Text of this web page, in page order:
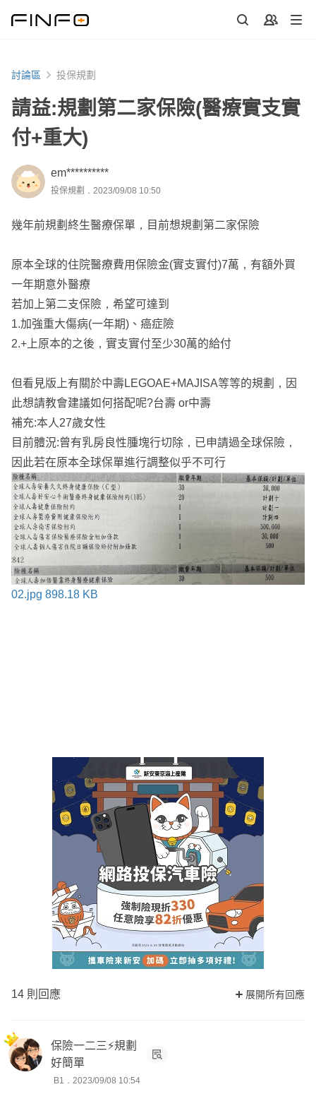
討論區 投保規劃
請益:規劃第二家保險(醫療實支實
付+重大)
em**********
投保規劃．2023/09/08 10:50
幾年前規劃終生醫療保單，目前想規劃第二家保險
原本全球的住院醫療費用保險金(實支實付)7萬，有額外買
一年期意外醫療
若加上第二支保險，希望可達到
1.加強重大傷病(一年期)、癌症險
2.+上原本的之後，實支實付至少30萬的給付
但看見版上有關於中壽LEGOAE+MAJISA等等的規劃，因
此想請教會建議如何搭配呢?台壽 or中壽
補充:本人27歲女性
目前體況:曾有乳房良性腫塊行切除，已申請過全球保險，
因此若在原本全球保單進行調整似乎不可行
02.jpg 898.18 KB
14 則回應 展開所有回應
保險一二三⚡規劃
好簡單
B1．2023/09/08 10:54